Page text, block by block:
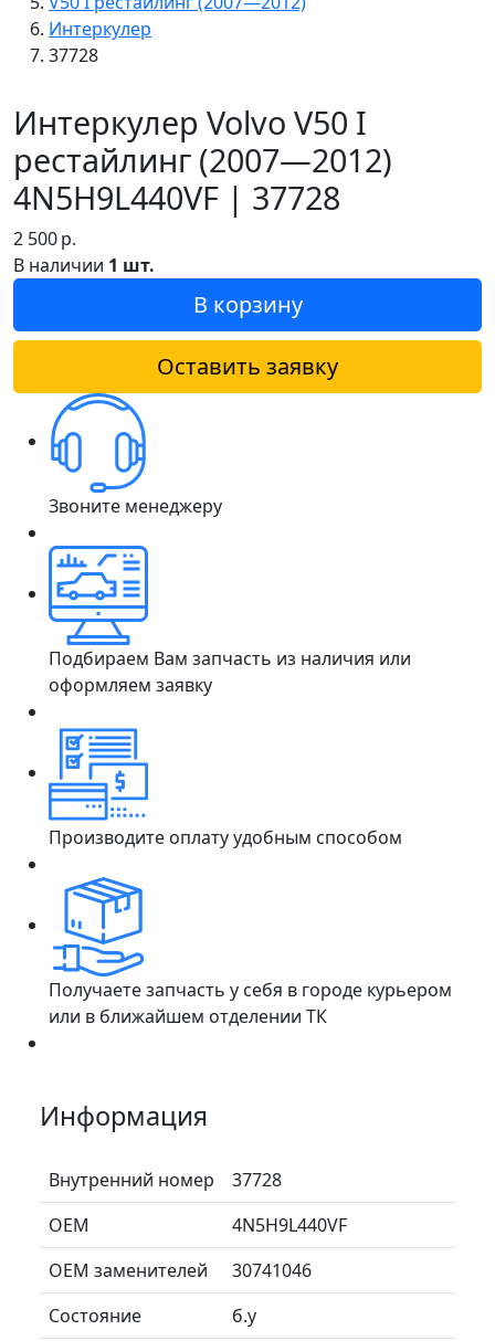
Интеркулер
37728
Интеркулер Volvo V50 I
рестайлинг (2007—2012)
4N5H9L440VF | 37728
2 500р.
В наличии 1 шт.
В корзину
Оставить заявку
Звоните менеджеру
Подбираем Вам запчасть из наличия или
оформляем заявку
Производите оплату удобным способом
Получаете запчасть у себя в городе курьером
или в ближайшем отделении ТК
Информация
Внутренний номер
37728
ОЕМ
4N5H9L440VF
ОЕМ заменителей
30741046
Состояние
б.у